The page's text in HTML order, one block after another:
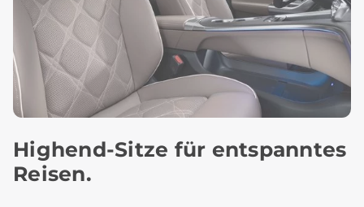
Highend‑Sitze für entspanntes
Reisen.